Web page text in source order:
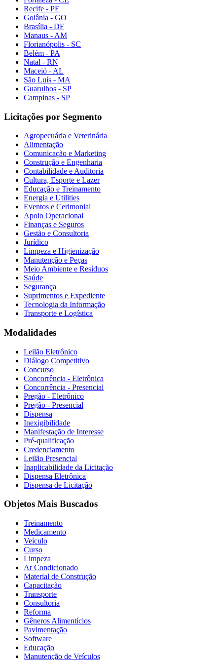
Recife - PE
Goiânia - GO
Brasília - DF
Manaus - AM
Florianópolis - SC
Belém - PA
Natal - RN
Maceió - AL
São Luís - MA
Guarulhos - SP
Campinas - SP
Licitações por Segmento
Agropecuária e Veterinária
Alimentação
Comunicação e Marketing
Construção e Engenharia
Contabilidade e Auditoria
Cultura, Esporte e Lazer
Educação e Treinamento
Energia e Utilities
Eventos e Cerimonial
Apoio Operacional
Finanças e Seguros
Gestão e Consultoria
Jurídico
Limpeza e Higienização
Manutenção e Peças
Meio Ambiente e Resíduos
Saúde
Segurança
Suprimentos e Expediente
Tecnologia da Informação
Transporte e Logística
Modalidades
Leilão Eletrônico
Diálogo Competitivo
Concurso
Concorrência - Eletrônica
Concorrência - Presencial
Pregão - Eletrônico
Pregão - Presencial
Dispensa
Inexigibilidade
Manifestação de Interesse
Pré-qualificação
Credenciamento
Leilão Presencial
Inaplicabilidade da Licitação
Dispensa Eletrônica
Dispensa de Licitação
Objetos Mais Buscados
Treinamento
Medicamento
Veículo
Curso
Limpeza
Ar Condicionado
Material de Construção
Capacitação
Transporte
Consultoria
Reforma
Gêneros Alimentícios
Pavimentação
Software
Educação
Manutenção de Veículos